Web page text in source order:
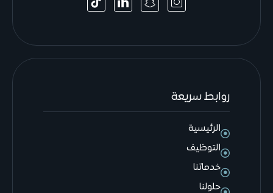
روابط سريعة
الرئيسية
التوظيف
خدماتنا
حلولنا